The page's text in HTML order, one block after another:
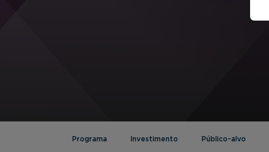
Programa Investimento Público-alvo